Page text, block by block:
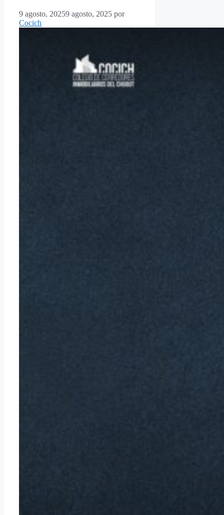
9 agosto, 20259 agosto, 2025 por
Cocich